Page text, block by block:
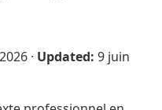
· Updated: 9 juin